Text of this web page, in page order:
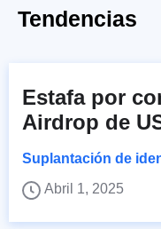
Tendencias
Estafa por
Airdrop de
Suplantación de
Abril 1, 2025